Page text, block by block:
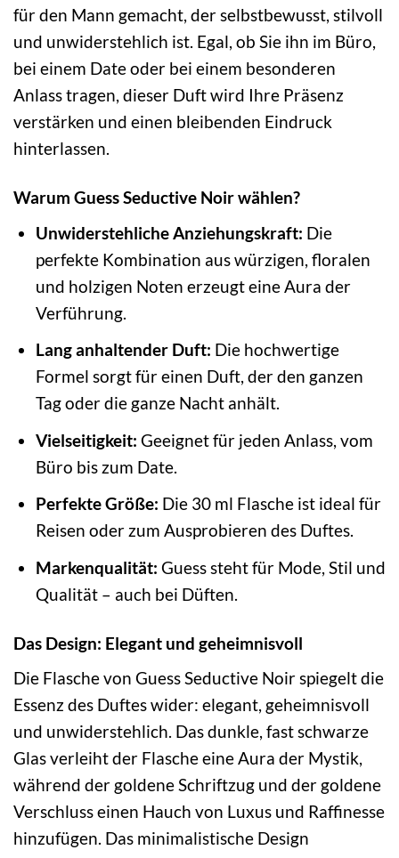
für den Mann gemacht, der selbstbewusst, stilvoll
und unwiderstehlich ist. Egal, ob Sie ihn im Büro,
bei einem Date oder bei einem besonderen
Anlass tragen, dieser Duft wird Ihre Präsenz
verstärken und einen bleibenden Eindruck
hinterlassen.
Warum Guess Seductive Noir wählen?
Unwiderstehliche Anziehungskraft: Die
perfekte Kombination aus würzigen, floralen
und holzigen Noten erzeugt eine Aura der
Verführung.
Lang anhaltender Duft: Die hochwertige
Formel sorgt für einen Duft, der den ganzen
Tag oder die ganze Nacht anhält.
Vielseitigkeit: Geeignet für jeden Anlass, vom
Büro bis zum Date.
Perfekte Größe: Die 30 ml Flasche ist ideal für
Reisen oder zum Ausprobieren des Duftes.
Markenqualität: Guess steht für Mode, Stil und
Qualität – auch bei Düften.
Das Design: Elegant und geheimnisvoll
Die Flasche von Guess Seductive Noir spiegelt die
Essenz des Duftes wider: elegant, geheimnisvoll
und unwiderstehlich. Das dunkle, fast schwarze
Glas verleiht der Flasche eine Aura der Mystik,
während der goldene Schriftzug und der goldene
Verschluss einen Hauch von Luxus und Raffinesse
hinzufügen. Das minimalistische Design